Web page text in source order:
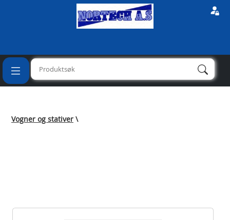
Vogner og stativer \